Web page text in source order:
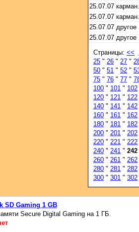
25.07.07
25.07.07
25.07.07 другое
25.07.07 другое
Страницы: <<
25 " 26 " 27 "
50 " 51 " 52 "
75 " 76 " 77 "
100 " 101 " 102
120 " 121 " 122
140 " 141 " 142
160 " 161 " 162
180 " 181 " 182
200 " 201 " 202
220 " 221 " 222
240 " 241 " 242
260 " 261 " 262
280 " 281 " 282
300 " 301 " 302
SD Gaming 1 GB
Secure Digital Gaming на 1 ГБ.